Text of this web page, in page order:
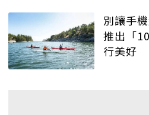
別讓手
推出「
行美好